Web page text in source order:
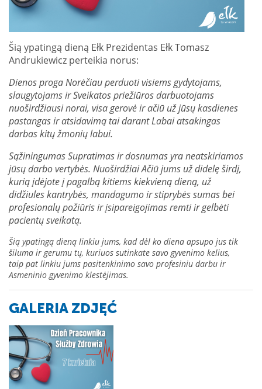
Šią ypatingą dieną Ełk Prezidentas Ełk Tomasz
Andrukiewicz perteikia norus:
Dienos proga Norėčiau perduoti visiems gydytojams,
slaugytojams ir Sveikatos priežiūros darbuotojams
nuoširdžiausi norai, visa gerovė ir ačiū už jūsų kasdienes
pastangas ir atsidavimą tai darant Labai atsakingas
darbas kitų žmonių labui.
Sąžiningumas Supratimas ir dosnumas yra neatskiriamos
jūsų darbo vertybės. Nuoširdžiai Ačiū jums už didelę širdį,
kurią įdėjote į pagalbą kitiems kiekvieną dieną, už
didžiules kantrybės, mandagumo ir stiprybės sumas bei
profesionalų požiūris ir įsipareigojimas remti ir gelbėti
pacientų sveikatą.
Šią ypatingą dieną linkiu jums, kad dėl ko diena apsupo jus tik
šiluma ir gerumu tų, kuriuos sutinkate savo gyvenimo kelius,
taip pat linkiu jums pasitenkinimo savo profesiniu darbu ir
Asmeninio gyvenimo klestėjimas.
GALERIA ZDJĘĆ